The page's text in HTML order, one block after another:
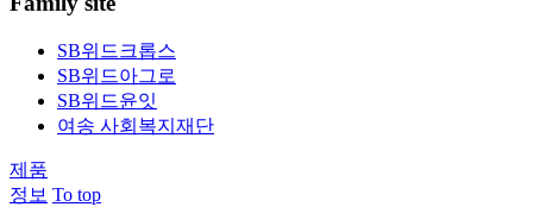
SB위드크롭스
SB위드아그로
SB위드윤잇
여송 사회복지재단
제품
정보 To top